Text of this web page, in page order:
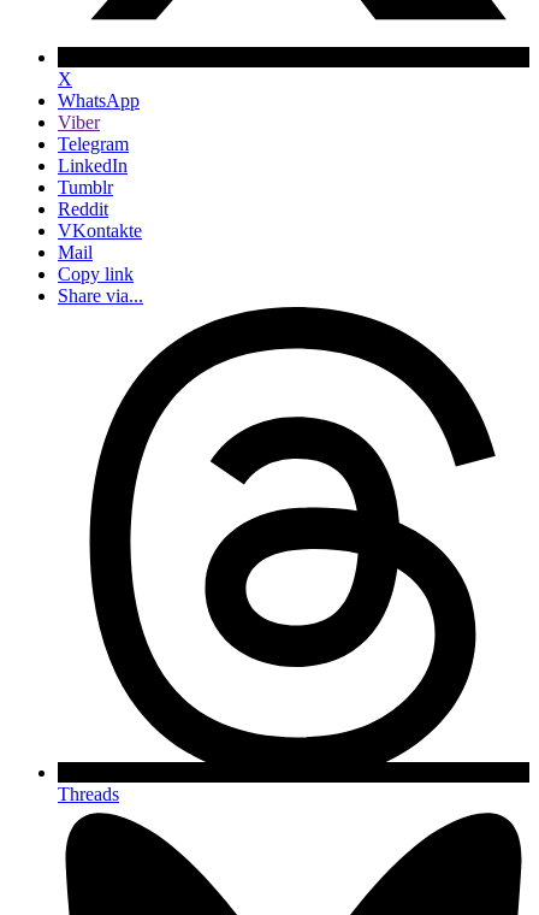
X
WhatsApp
Viber
Telegram
LinkedIn
Tumblr
Reddit
VKontakte
Mail
Copy link
Share via...
Threads